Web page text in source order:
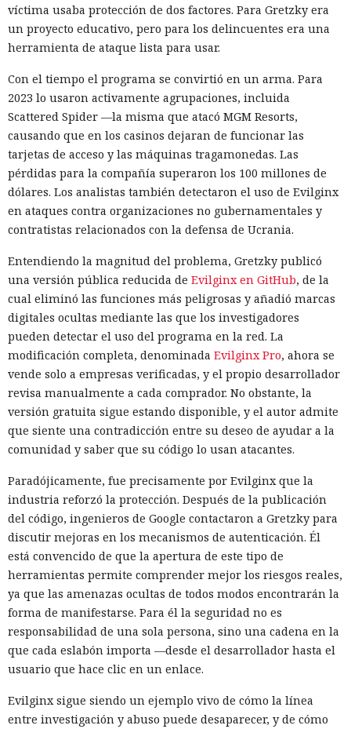
víctima usaba protección de dos factores. Para Gretzky era
un proyecto educativo, pero para los delincuentes era una
herramienta de ataque lista para usar.
Con el tiempo el programa se convirtió en un arma. Para
2023 lo usaron activamente agrupaciones, incluida
Scattered Spider —la misma que atacó MGM Resorts,
causando que en los casinos dejaran de funcionar las
tarjetas de acceso y las máquinas tragamonedas. Las
pérdidas para la compañía superaron los 100 millones de
dólares. Los analistas también detectaron el uso de Evilginx
en ataques contra organizaciones no gubernamentales y
contratistas relacionados con la defensa de Ucrania.
Entendiendo la magnitud del problema, Gretzky publicó
una versión pública reducida de Evilginx en GitHub, de la
cual eliminó las funciones más peligrosas y añadió marcas
digitales ocultas mediante las que los investigadores
pueden detectar el uso del programa en la red. La
modificación completa, denominada Evilginx Pro, ahora se
vende solo a empresas verificadas, y el propio desarrollador
revisa manualmente a cada comprador. No obstante, la
versión gratuita sigue estando disponible, y el autor admite
que siente una contradicción entre su deseo de ayudar a la
comunidad y saber que su código lo usan atacantes.
Paradójicamente, fue precisamente por Evilginx que la
industria reforzó la protección. Después de la publicación
del código, ingenieros de Google contactaron a Gretzky para
discutir mejoras en los mecanismos de autenticación. Él
está convencido de que la apertura de este tipo de
herramientas permite comprender mejor los riesgos reales,
ya que las amenazas ocultas de todos modos encontrarán la
forma de manifestarse. Para él la seguridad no es
responsabilidad de una sola persona, sino una cadena en la
que cada eslabón importa —desde el desarrollador hasta el
usuario que hace clic en un enlace.
Evilginx sigue siendo un ejemplo vivo de cómo la línea
entre investigación y abuso puede desaparecer, y de cómo